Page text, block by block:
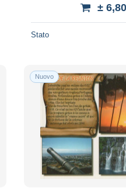
±
Stato
Nuovo